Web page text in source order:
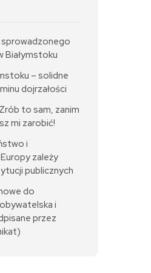
Białymstoku
– solidne
dojrzałości
to sam, zanim
mi zarobić!
i
zależy
publicznych
do
i
przez